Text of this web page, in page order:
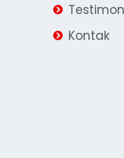
Kontak